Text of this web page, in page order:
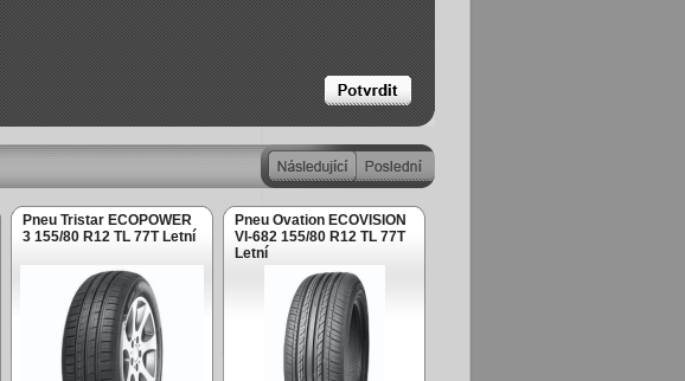
Pneu Tristar ECOPOWER
3 155/80 R12 TL 77T Letní
Pneu Ovation ECOVISION
VI-682 155/80 R12 TL 77T
Letní